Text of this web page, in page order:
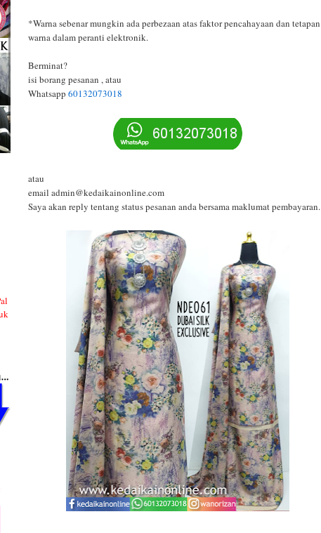
*Warna sebenar mungkin ada perbezaan atas faktor pencahayaan dan tetapan
warna dalam peranti elektronik.
Berminat?
isi borang pesanan , atau
Whatsapp 60132073018
atau
email admin@kedaikainonline.com
Saya akan reply tentang status pesanan anda bersama maklumat pembayaran.